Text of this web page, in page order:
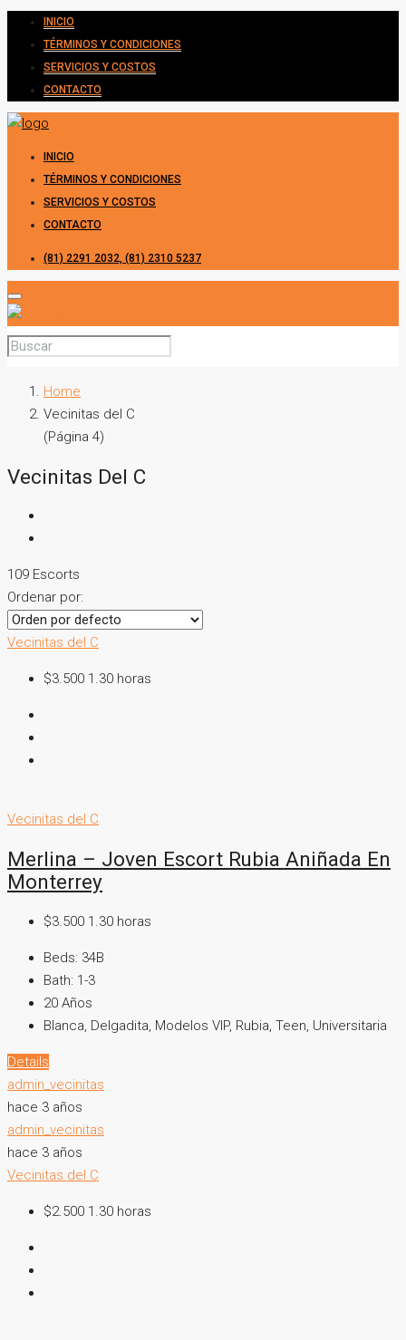
INICIO
TÉRMINOS Y CONDICIONES
SERVICIOS Y COSTOS
CONTACTO
INICIO
TÉRMINOS Y CONDICIONES
SERVICIOS Y COSTOS
CONTACTO
(81) 2291 2032, (81) 2310 5237
Home
Vecinitas del C
(Página 4)
Vecinitas Del C
109 Escorts
Ordenar por:
Vecinitas del C
$3.500 1.30 horas
Vecinitas del C
Merlina – Joven Escort Rubia Aniñada En
Monterrey
$3.500 1.30 horas
Beds: 34B
Bath: 1-3
20 Años
Blanca, Delgadita, Modelos VIP, Rubia, Teen, Universitaria
Details
admin_vecinitas
hace 3 años
admin_vecinitas
hace 3 años
Vecinitas del C
$2.500 1.30 horas